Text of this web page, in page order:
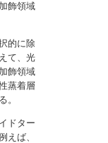
飾領域
的に除
て、光
飾領域
蒸着層
。
ドター
えば、